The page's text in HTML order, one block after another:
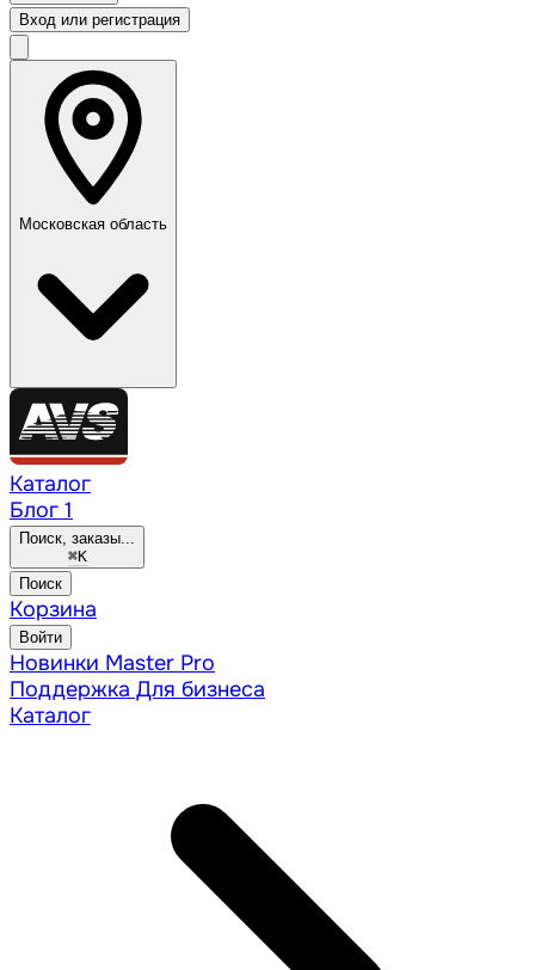
Вход или регистрация
Московская область
Каталог
Блог 1
Поиск, заказы...
⌘K
Поиск
Корзина
Войти
Новинки Master Pro
Поддержка Для бизнеса
Каталог